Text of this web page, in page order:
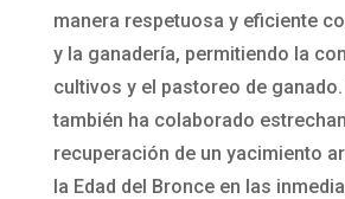
manera respetuosa y eficiente
y la ganadería, permitiendo la
cultivos y el pastoreo de
también ha colaborado
recuperación de un yacimiento
la Edad del Bronce en las